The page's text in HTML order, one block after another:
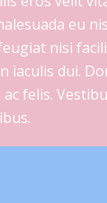
eu
nisi
iaculis dui.
felis.